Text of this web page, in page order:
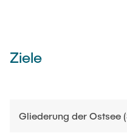
Ziele
Gliederung der Ostsee